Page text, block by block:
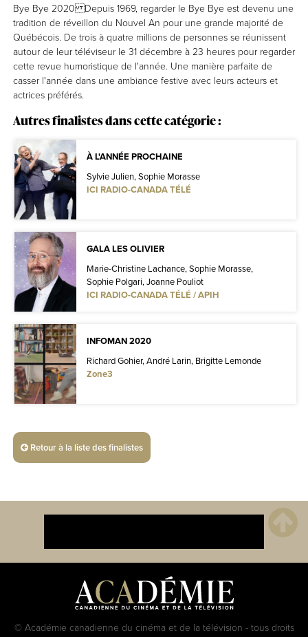
Bye Bye 2020 Depuis 1969, regarder le Bye Bye est devenu une
tradition de réveillon du Nouvel An pour une grande majorité de
Québécois. De trois à quatre millions de personnes se réunissent
autour de leur téléviseur le 31 décembre à 23 heures pour regarder
cette revue humoristique de l'année. Une manière parfaite de
casser l'année dans une ambiance festive avec leurs acteurs et
actrices préférés.
Autres finalistes dans cette catégorie :
À L'ANNÉE PROCHAINE
Sylvie Julien, Sophie Morasse
ICI RADIO-CANADA TÉLÉ
GALA LES OLIVIER
Marie-Christine Lachance, Sophie Morasse,
Sophie Polgari, Joanne Pouliot
ICI RADIO-CANADA TÉLÉ / APIH
INFOMAN 2020
Richard Gohier, André Larin, Brigitte Lemonde
Zone3
Retour à la liste des finalistes
© Académie canadienne du cinéma et de la télévision - tous droits